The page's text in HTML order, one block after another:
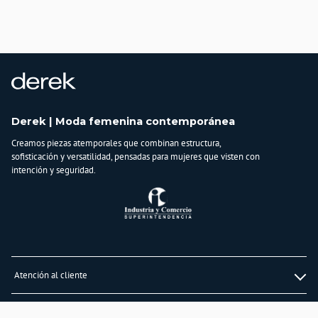
Importador:
Cuidado y Lavado
Planchar a temperatura baja
Composición:
Derek | Moda femenina contemporánea
Creamos piezas atemporales que combinan estructura,
sofisticación y versatilidad, pensadas para mujeres que visten con
intención y seguridad.
Atención al cliente